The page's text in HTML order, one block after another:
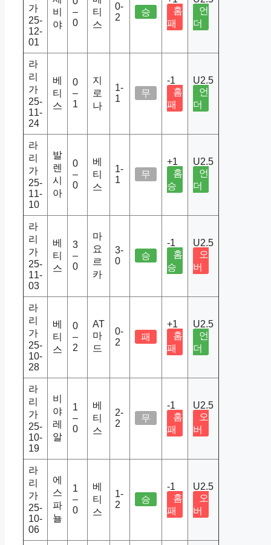
가
25-
12-
01
비
야
–
0
티
스
0-
2
승
홈
패
언
더
라
리
가
25-
11-
24
베
티
스
0
–
1
지
로
나
1-
1
무
-1
홈
패
U2.5
언
더
라
리
가
25-
11-
10
발
렌
시
아
0
–
0
베
티
스
1-
1
무
+1
홈
승
U2.5
언
더
라
리
가
25-
11-
03
베
티
스
3
–
0
마
요
르
카
3-
0
승
-1
홈
승
U2.5
오
버
라
리
가
25-
10-
28
베
티
스
0
–
2
AT
마
드
0-
2
패
+1
홈
패
U2.5
언
더
라
리
가
25-
10-
19
비
야
레
알
1
–
0
베
티
스
2-
2
무
-1
홈
패
U2.5
오
버
라
리
가
25-
10-
06
에
스
파
뇰
1
–
0
베
티
스
1-
2
승
-1
홈
패
U2.5
오
버